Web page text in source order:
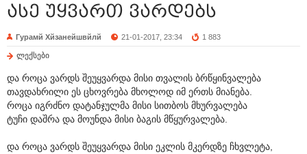
ასე უყვართ ვარდებს
Гурамй Хйзанейшвйлй 21-01-2017, 23:34 1 883
ლექსები
და როცა ვარდს შეუყვარდა მისი თვალის ბრწყინვალება
თავდახრილი ეს ცხოვრება მხოლოდ იმ ერთს მიანება.
როცა იგრძნო დატანჯულმა მისი სითბოს მხურვალება
ტუჩი დაშრა და მოუნდა მისი ბაგის მწყურვალება.
და როცა ვარდს შეუყვარდა მისი ეკლის მკერდზე ჩხვლეტა,